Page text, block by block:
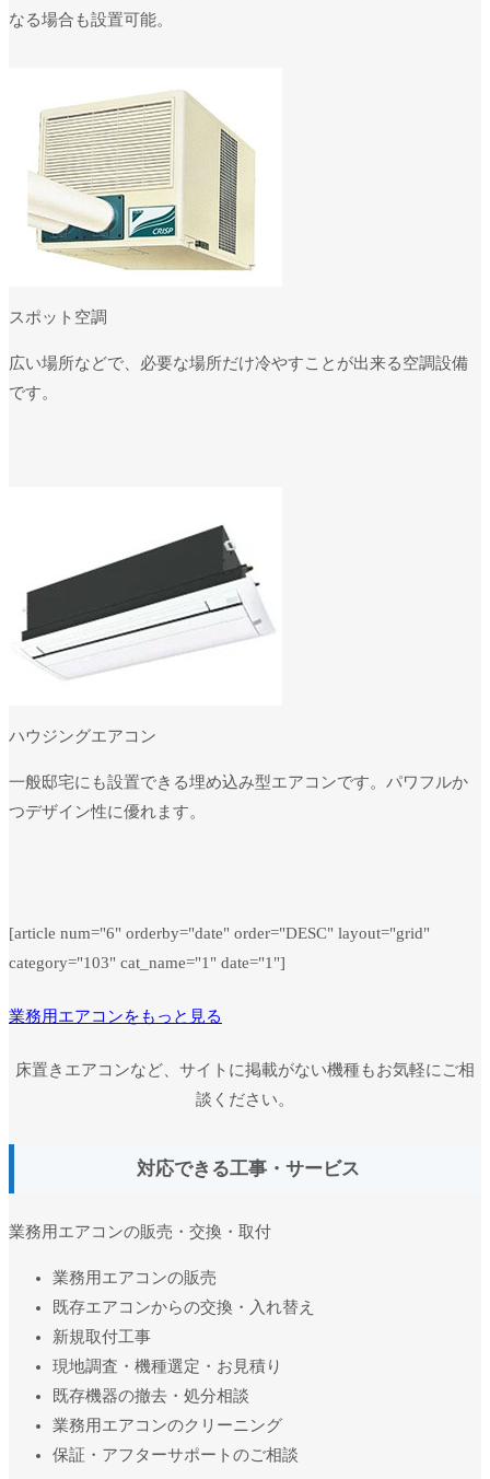
なる場合も設置可能。
スポット空調
広い場所などで、必要な場所だけ冷やすことが出来る空調設備
です。
ハウジングエアコン
一般邸宅にも設置できる埋め込み型エアコンです。パワフルか
つデザイン性に優れます。
[article num="6" orderby="date" order="DESC" layout="grid"
category="103" cat_name="1" date="1"]
業務用エアコンをもっと見る
床置きエアコンなど、サイトに掲載がない機種もお気軽にご相
談ください。
対応できる工事・サービス
業務用エアコンの販売・交換・取付
業務用エアコンの販売
既存エアコンからの交換・入れ替え
新規取付工事
現地調査・機種選定・お見積り
既存機器の撤去・処分相談
業務用エアコンのクリーニング
保証・アフターサポートのご相談